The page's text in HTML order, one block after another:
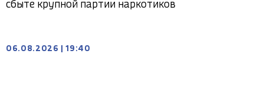
сбыте крупной партии наркотиков
06.08.2026 19:40